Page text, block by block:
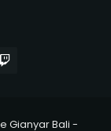
Gianyar Bali -